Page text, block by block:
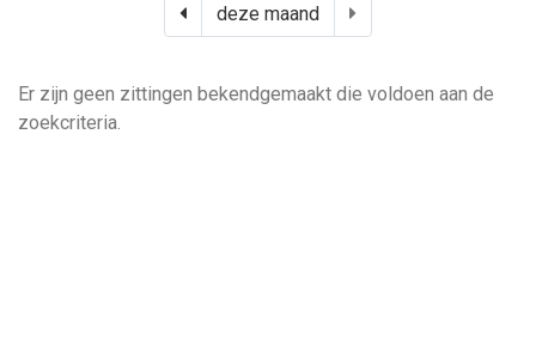
vorige maand
deze maand volgende maand
Er zijn geen zittingen bekendgemaakt die voldoen aan de
zoekcriteria.